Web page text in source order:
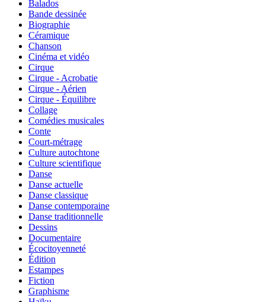
Balados
Bande dessinée
Biographie
Céramique
Chanson
Cinéma et vidéo
Cirque
Cirque - Acrobatie
Cirque - Aérien
Cirque - Équilibre
Collage
Comédies musicales
Conte
Court-métrage
Culture autochtone
Culture scientifique
Danse
Danse actuelle
Danse classique
Danse contemporaine
Danse traditionnelle
Dessins
Documentaire
Écocitoyenneté
Édition
Estampes
Fiction
Graphisme